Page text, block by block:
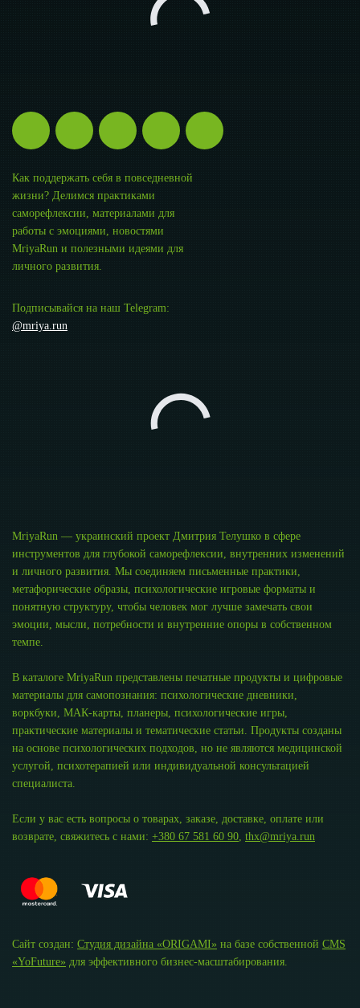
Как поддержать себя в повседневной
жизни? Делимся практиками
саморефлексии, материалами для
работы с эмоциями, новостями
MriyaRun и полезными идеями для
личного развития.
Подписывайся на наш Telegram:
@mriya.run
MriyaRun — украинский проект Дмитрия Телушко в сфере
инструментов для глубокой саморефлексии, внутренних изменений
и личного развития. Мы соединяем письменные практики,
метафорические образы, психологические игровые форматы и
понятную структуру, чтобы человек мог лучше замечать свои
эмоции, мысли, потребности и внутренние опоры в собственном
темпе.
В каталоге MriyaRun представлены печатные продукты и цифровые
материалы для самопознания: психологические дневники,
воркбуки, МАК-карты, планеры, психологические игры,
практические материалы и тематические статьи. Продукты созданы
на основе психологических подходов, но не являются медицинской
услугой, психотерапией или индивидуальной консультацией
специалиста.
Если у вас есть вопросы о товарах, заказе, доставке, оплате или
возврате, свяжитесь с нами: +380 67 581 60 90, thx@mriya.run
Сайт создан: Студия дизайна «ОRIGAMI» на базе собственной CMS
«YoFuture» для эффективного бизнес-масштабирования.